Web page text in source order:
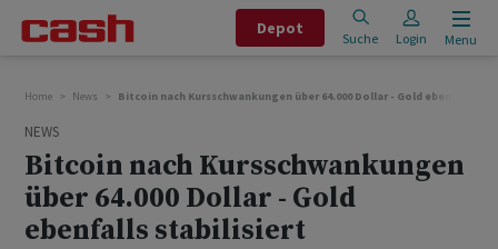
Depot
Suche Login Menu
Home News Bitcoin nach Kursschwankungen über 64.000 Dollar - Gold ebenfalls
NEWS
Bitcoin nach Kursschwankungen
über 64.000 Dollar - Gold
ebenfalls stabilisiert